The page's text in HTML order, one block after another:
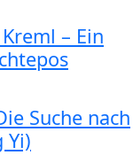
– Ein
Suche nach
Yi)